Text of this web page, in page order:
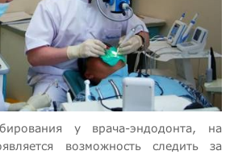
у врача-эндодонта, на
возможность следить за